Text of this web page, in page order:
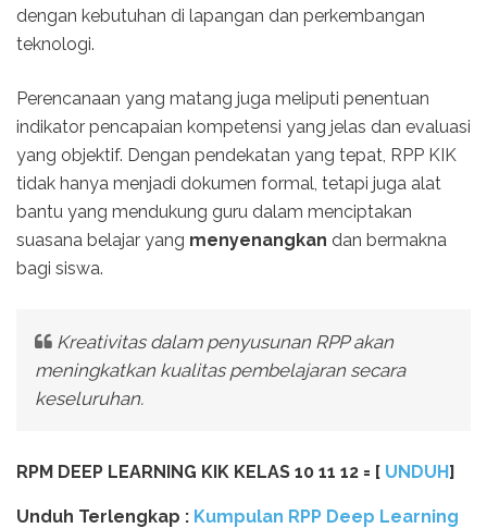
dengan kebutuhan di lapangan dan perkembangan
teknologi.
Perencanaan yang matang juga meliputi penentuan
indikator pencapaian kompetensi yang jelas dan evaluasi
yang objektif. Dengan pendekatan yang tepat, RPP KIK
tidak hanya menjadi dokumen formal, tetapi juga alat
bantu yang mendukung guru dalam menciptakan
suasana belajar yang menyenangkan dan bermakna
bagi siswa.
Kreativitas dalam penyusunan RPP akan
meningkatkan kualitas pembelajaran secara
keseluruhan.
RPM DEEP LEARNING KIK KELAS 10 11 12 = [ UNDUH]
Unduh Terlengkap : Kumpulan RPP Deep Learning